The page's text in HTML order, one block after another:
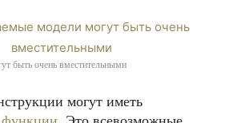
быть очень вместительными
могут иметь